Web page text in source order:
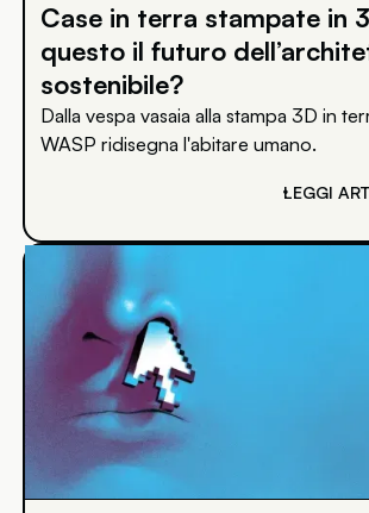
Case in terra stampate in
questo il futuro
sostenibile?
Dalla vespa vasaia alla stampa 3D in
WASP ridisegna l'abitare umano.
LEGGI